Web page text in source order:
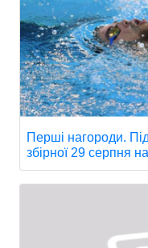
Перші нагороди.
збірної 29 серпня